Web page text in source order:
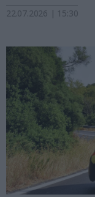
22.07.2026 | 15:30